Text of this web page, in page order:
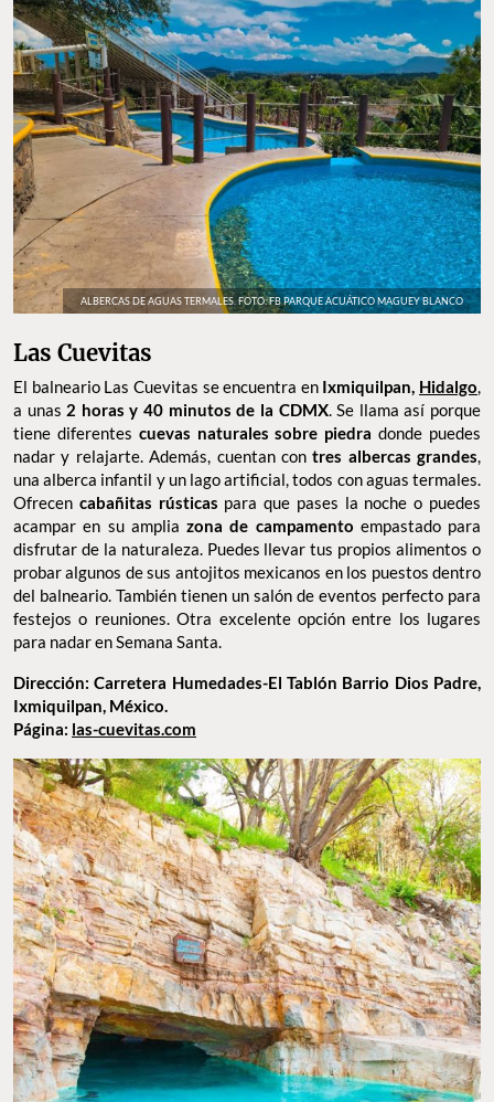
ALBERCAS DE AGUAS TERMALES. FOTO: FB PARQUE ACUÁTICO MAGUEY BLANCO
Las Cuevitas
El balneario Las Cuevitas se encuentra en Ixmiquilpan, Hidalgo,
a unas 2 horas y 40 minutos de la CDMX. Se llama así porque
tiene diferentes cuevas naturales sobre piedradonde puedes
nadar y relajarte. Además, cuentan contres albercas grandes,
una alberca infantil y un lago artificial, todos con aguas termales.
Ofrecen cabañitas rústicas para que pases la noche o puedes
acampar en su amplia zona de campamento empastado para
disfrutar de la naturaleza. Puedes llevar tus propios alimentos o
probar algunos de sus antojitos mexicanos en los puestos dentro
del balneario. También tienen un salón de eventos perfecto para
festejos o reuniones. Otra excelente opción entre los lugares
para nadar en Semana Santa.
Dirección: Carretera Humedades-El Tablón Barrio Dios Padre,
Ixmiquilpan, México.
Página: las-cuevitas.com